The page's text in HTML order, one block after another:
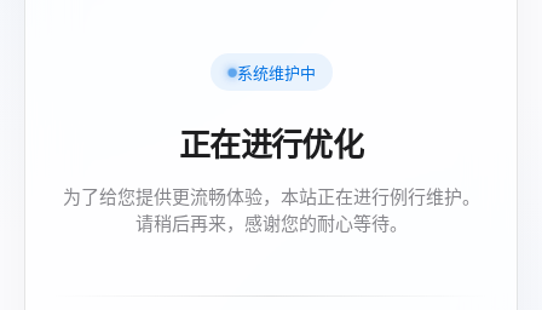
系统维护中
正在进行优化
为了给您提供更流畅体验，本站正在进行例行维护。
请稍后再来，感谢您的耐心等待。